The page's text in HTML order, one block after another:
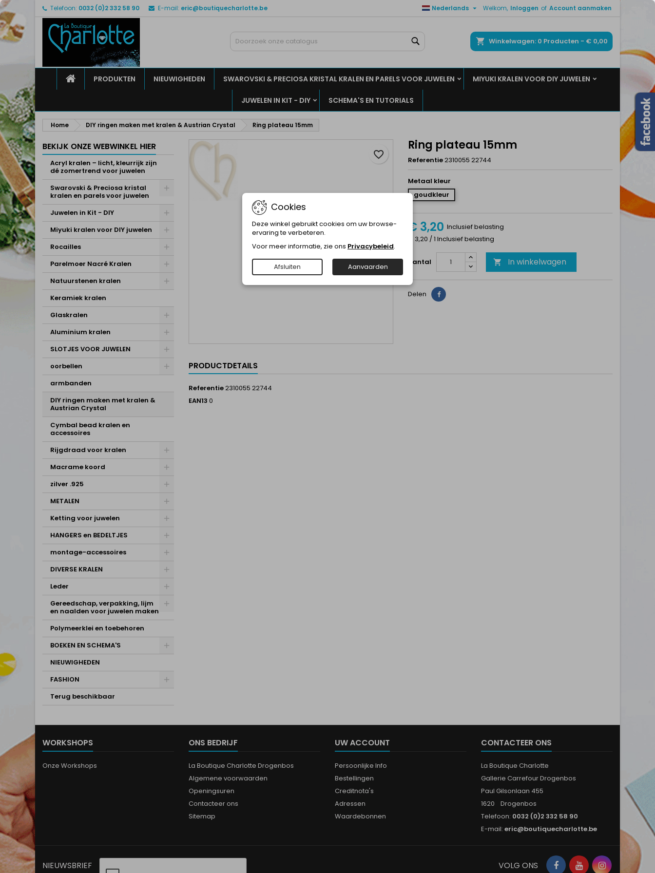
Telefoon: 0032 (0)2 332 58 90 E-mail: eric@boutiquecharlotte.be Welkom, Inloggen of Account aanmaken
Nederlands 
Winkelwagen 0 Producten - € 0,00
HOMEPRODUKTEN NIEUWIGHEDEN SWAROVSKI & PRECIOSA KRISTAL KRALEN EN PARELS VOOR JUWELEN MIYUKI KRALEN VOOR DIY JUWELEN
JUWELEN IN KIT - DIY SCHEMA'S EN TUTORIALS
Home DIY ringen maken met kralen & Austrian Crystal Ring plateau 15mm
BEKIJK ONZE WEBWINKEL HIER
Acryl kralen – licht, kleurrijk zijn
dé zomertrend voor juwelen
Swarovski & Preciosa kristal
kralen en parels voor juwelen
Juwelen in Kit - DIY
Miyuki kralen voor DIY juwelen
Rocailles
Parelmoer Nacré Kralen
Natuurstenen kralen
Keramiek kralen
Glaskralen
Aluminium kralen
SLOTJES VOOR JUWELEN
oorbellen
armbanden
DIY ringen maken met kralen &
Austrian Crystal
Cymbal bead kralen en
accessoires
Rijgdraad voor kralen
Macrame koord
zilver .925
METALEN
Ketting voor juwelen
HANGERS en BEDELTJES
montage-accessoires
DIVERSE KRALEN
Leder
Gereedschap, verpakking, lijm
en naalden voor juwelen maken
Polymeerklei en toebehoren
BOEKEN EN SCHEMA'S
NIEUWIGHEDEN
FASHION
Terug beschikbaar
Ring plateau 15mm
Referentie2310055 22744
Metaal kleur
goudkleur
€ 3,20 Inclusief belasting
€ 3,20 / 1 Inclusief belasting
Aantal  In winkelwagen
favorite_border
Delen Delen
PRODUCTDETAILS
Referentie2310055 22744
EAN13 0
WORKSHOPS
Onze Workshops
ONS BEDRIJF
La Boutique Charlotte Drogenbos
Algemene voorwaarden
Openingsuren
Contacteer ons
Sitemap
UW ACCOUNT
Persoonlijke Info
Bestellingen
Creditnota's
Adressen
Waardebonnen
CONTACTEER ONS
La Boutique Charlotte
Gallerie Carrefour Drogenbos
Paul Gilsonlaan 455
1620 Drogenbos
Telefoon: 0032 (0)2 332 58 90
E-mail: eric@boutiquecharlotte.be
Mijn verlanglijsten
Maak een lijst
Maak een verlanglijst
Inloggen
U moet ingelogd zijn om producten in uw verlanglijst op te slaan.
Annuleren Inloggen
Cookies
Deze winkel gebruikt cookies om uw browse-
ervaring te verbeteren.
Voor meer informatie, zie ons Privacybeleid.
Afsluiten Aanvaarden
NIEUWSBRIEF Facebook
YouTubeInstagram
VOLG ONS